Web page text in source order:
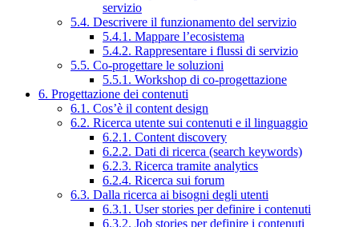
servizio
5.4. Descrivere il funzionamento del servizio
5.4.1. Mappare l’ecosistema
5.4.2. Rappresentare i flussi di servizio
5.5. Co-progettare le soluzioni
5.5.1. Workshop di co-progettazione
6. Progettazione dei contenuti
6.1. Cos’è il content design
6.2. Ricerca utente sui contenuti e il linguaggio
6.2.1. Content discovery
6.2.2. Dati di ricerca (search keywords)
6.2.3. Ricerca tramite analytics
6.2.4. Ricerca sui forum
6.3. Dalla ricerca ai bisogni degli utenti
6.3.1. User stories per definire i contenuti
6.3.2. Job stories per definire i contenuti